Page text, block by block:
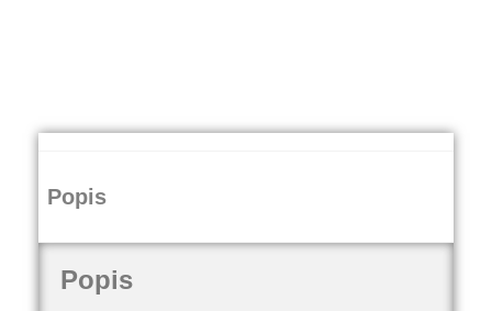
Popis
Popis